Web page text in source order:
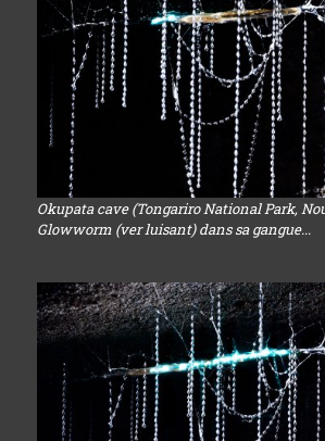
Okupata cave (Tongariro National Park,
Glowworm (ver luisant) dans sa gangue...